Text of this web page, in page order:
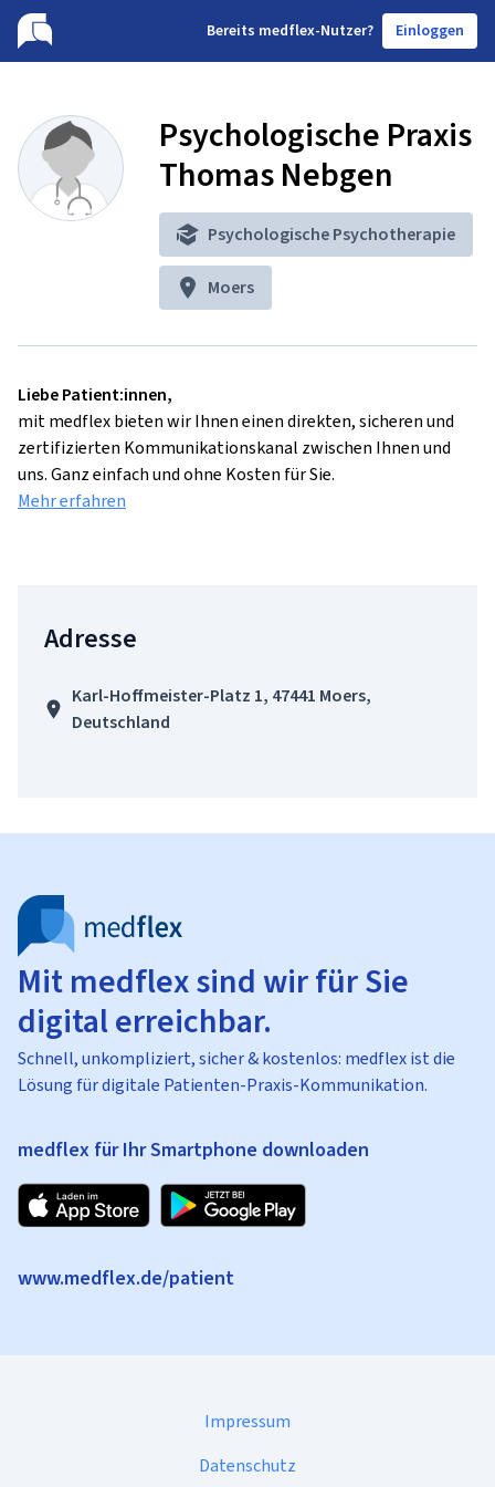
Bereits medflex-Nutzer? Einloggen
Psychologische Praxis
Thomas Nebgen
Psychologische Psychotherapie
Moers
Liebe Patient:innen,
mit medflex bieten wir Ihnen einen direkten, sicheren und
zertifizierten Kommunikationskanal zwischen Ihnen und
uns. Ganz einfach und ohne Kosten für Sie.
Mehr erfahren
Adresse
Karl-Hoffmeister-Platz 1, 47441 Moers,
Deutschland
Mit medflex sind wir für Sie
digital erreichbar.
Schnell, unkompliziert, sicher & kostenlos: medflex ist die
Lösung für digitale Patienten-Praxis-Kommunikation.
medflex für Ihr Smartphone downloaden
www.medflex.de/patient
Impressum
Datenschutz